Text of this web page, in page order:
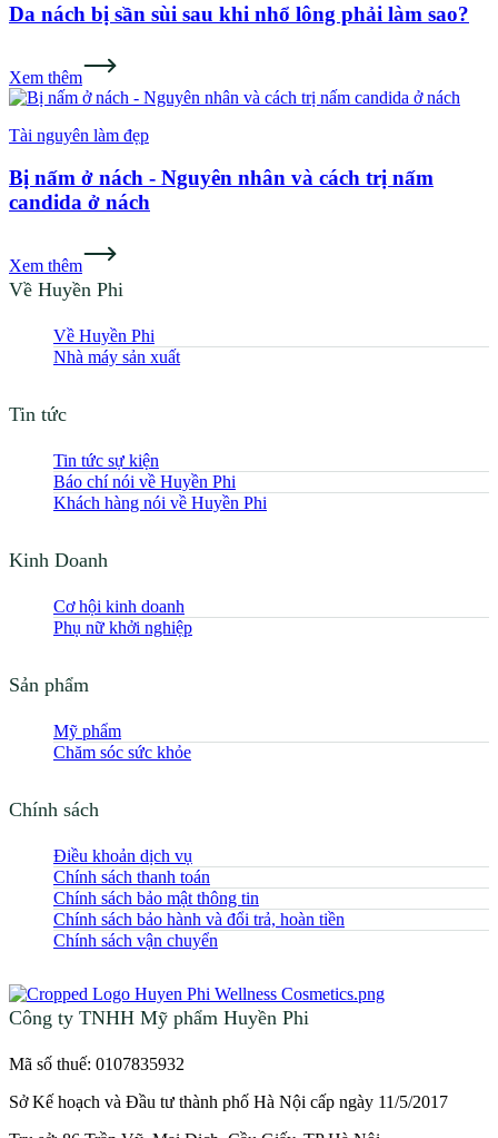
Da nách bị sần sùi sau khi nhổ lông phải làm sao?
Xem thêm
Tài nguyên làm đẹp
Bị nấm ở nách - Nguyên nhân và cách trị nấm
candida ở nách
Xem thêm
Về Huyền Phi
Về Huyền Phi
Nhà máy sản xuất
Tin tức
Tin tức sự kiện
Báo chí nói về Huyền Phi
Khách hàng nói về Huyền Phi
Kinh Doanh
Cơ hội kinh doanh
Phụ nữ khởi nghiệp
Sản phẩm
Mỹ phẩm
Chăm sóc sức khỏe
Chính sách
Điều khoản dịch vụ
Chính sách thanh toán
Chính sách bảo mật thông tin
Chính sách bảo hành và đổi trả, hoàn tiền
Chính sách vận chuyển
Công ty TNHH Mỹ phẩm Huyền Phi
Mã số thuế: 0107835932
Sở Kế hoạch và Đầu tư thành phố Hà Nội cấp ngày 11/5/2017